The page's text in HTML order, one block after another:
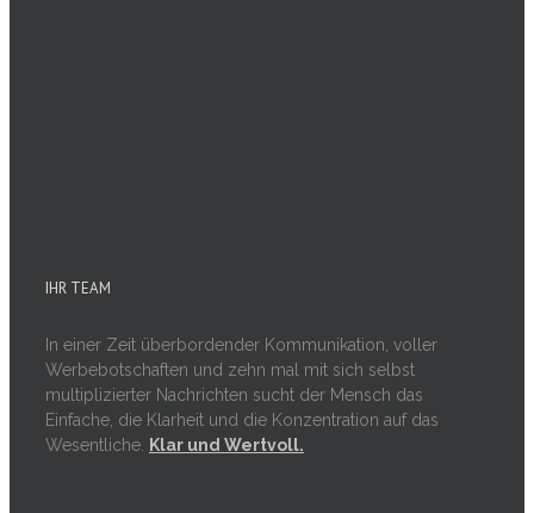
IHR TEAM
In einer Zeit überbordender Kommunikation, voller
Werbebotschaften und zehn mal mit sich selbst
multiplizierter Nachrichten sucht der Mensch das
Einfache, die Klarheit und die Konzentration auf das
Wesentliche. Klar und Wertvoll.